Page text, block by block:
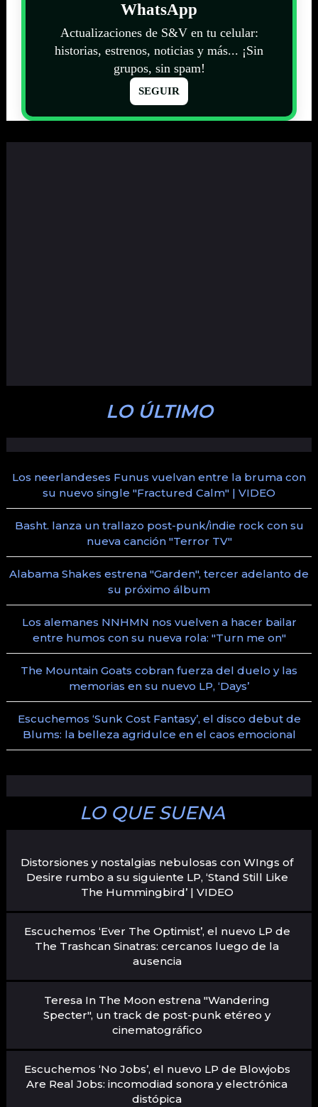
WhatsApp
Actualizaciones de S&V en tu celular:
historias, estrenos, noticias y más... ¡Sin
grupos, sin spam!
SEGUIR
LO ÚLTIMO
Los neerlandeses Funus vuelvan entre la bruma con
su nuevo single "Fractured Calm" | VIDEO
Basht. lanza un trallazo post-punk/indie rock con su
nueva canción "Terror TV"
Alabama Shakes estrena "Garden", tercer adelanto de
su próximo álbum
Los alemanes NNHMN nos vuelven a hacer bailar
entre humos con su nueva rola: "Turn me on"
The Mountain Goats cobran fuerza del duelo y las
memorias en su nuevo LP, ‘Days’
Escuchemos ‘Sunk Cost Fantasy’, el disco debut de
Blums: la belleza agridulce en el caos emocional
LO QUE SUENA
Distorsiones y nostalgias nebulosas con WIngs of
Desire rumbo a su siguiente LP, ‘Stand Still Like
The Hummingbird’ | VIDEO
Escuchemos ‘Ever The Optimist’, el nuevo LP de
The Trashcan Sinatras: cercanos luego de la
ausencia
Teresa In The Moon estrena "Wandering
Specter", un track de post-punk etéreo y
cinematográfico
Escuchemos ‘No Jobs’, el nuevo LP de Blowjobs
Are Real Jobs: incomodiad sonora y electrónica
distópica